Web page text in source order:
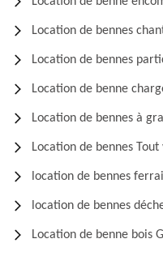
Location de bennes
Location de bennes
Location de benne
Location de bennes à
Location de bennes
location de bennes
location de bennes
Location de benne bois